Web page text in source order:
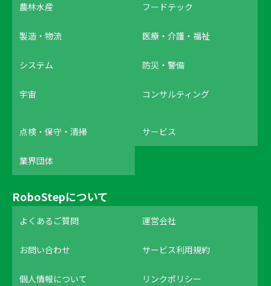
農林水産 フードテック
製造・物流 医療・介護・福祉
システム 防災・警備
宇宙 コンサルティング
点検・保守・清掃 サービス
業界団体
RoboStepについて
よくあるご質問 運営会社
お問い合わせ サービス利用規約
個人情報について リンクポリシー